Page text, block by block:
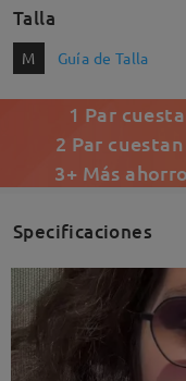
Talla
M Guía de Talla
1 Par
2 Par
3+ Más
Specificaciones